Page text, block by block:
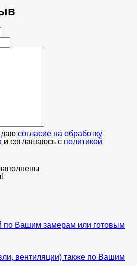
даю согласие на обработку
и соглашаюсь с политикой
по Вашим замерам или готовым
вентиляции) также по Вашим